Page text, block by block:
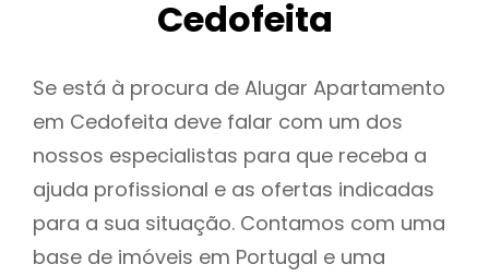
Cedofeita
Se está à procura de Alugar Apartamento
em Cedofeita deve falar com um dos
nossos especialistas para que receba a
ajuda profissional e as ofertas indicadas
para a sua situação. Contamos com uma
base de imóveis em Portugal e uma